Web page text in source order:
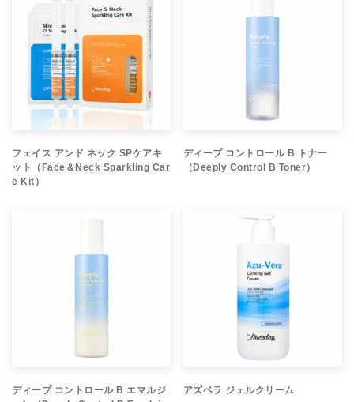
フェイス アンド ネック SPケアキ
ット（Face＆Neck Sparkling Car
e Kit）
ディープ コントロール B トナー
（Deeply Control B Toner）
ディープ コントロール B エマルジ
アズベラ ジェルクリーム